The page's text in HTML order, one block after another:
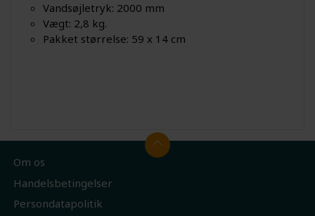
Vandsøjletryk: 2000 mm
Vægt: 2,8 kg.
Pakket størrelse: 59 x 14 cm
Om os
Handelsbetingelser
Persondatapolitik